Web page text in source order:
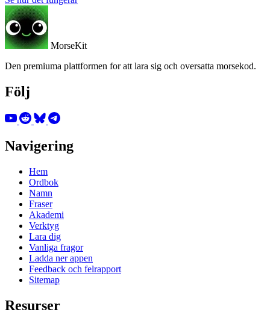
MorseKit
Den premiuma plattformen for att lara sig och oversatta morsekod.
Följ
Navigering
Hem
Ordbok
Namn
Fraser
Akademi
Verktyg
Lara dig
Vanliga fragor
Ladda ner appen
Feedback och felrapport
Sitemap
Resurser